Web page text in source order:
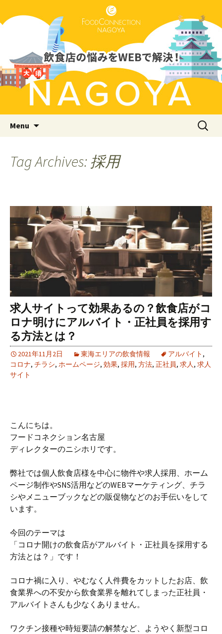
フードコネクション名古屋支店
ブログ
Just another WordPress site
Menu
検
Tag Archives: 採用
求人サイトって効果あるの？飲食店がコ
ロナ明けにアルバイト・正社員を採用す
る方法とは？
2021年11月2日 東海エリアの飲食情報 アルバイト ,
コロナ, チラシ, ホームページ, 効果, 採用, 方法, 正社員, 求人, 求人
サイト
こんにちは。
フードコネクション名古屋
ディレクターのニシホリです。
弊社では個人飲食店様を中心に物件や求人採用、ホーム
ページ制作やSNS活用などのWEBマーケティング、チラ
シやメニューブックなどの販促物などのお手伝いをして
います。
今回のテーマは
「コロナ開けの飲食店がアルバイト・正社員を採用する
方法とは？」です！
コロナ禍に入り、やむなく人件費をカットしたお店、飲
食業界への不安から飲食業界を離れてしまった正社員・
アルバイトさんも少なくありません。
ワクチン接種や時短要請の解禁など、ようやく新型コロ